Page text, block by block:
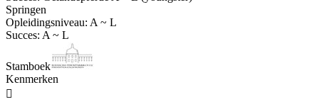
Springen
Opleidingsniveau: A ~ L
Succes: A ~ L
Stamboek
Kenmerken
